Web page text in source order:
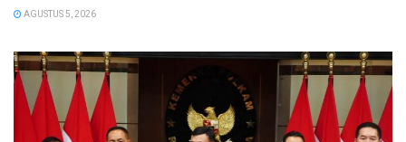
AGUSTUS 5, 2026